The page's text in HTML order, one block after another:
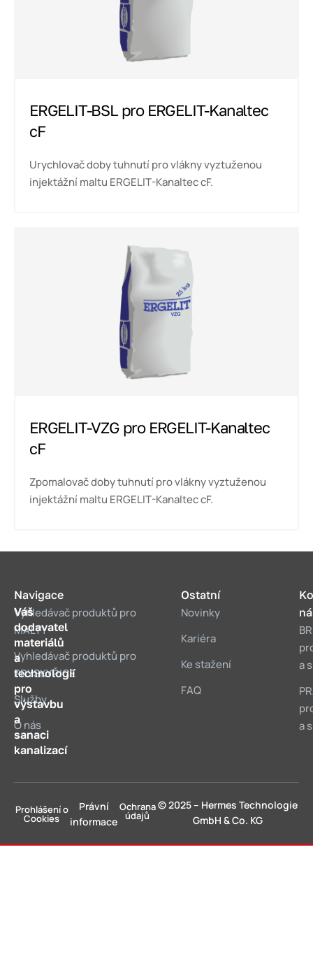
ERGELIT-BSL pro ERGELIT-Kanaltec
cF
Urychlovač doby tuhnutí pro vlákny vyztuženou
injektážní maltu ERGELIT-Kanaltec cF.
ERGELIT-VZG pro ERGELIT-Kanaltec
cF
Zpomalovač doby tuhnutí pro vlákny vyztuženou
injektážní maltu ERGELIT-Kanaltec cF.
Váš
dodavatel
materiálů
a
technologií
pro
výstavbu
a
sanaci
kanalizací
Navigace
Vyhledávač produktů pro
MALTY
Vyhledávač produktů pro
PRYSKYŘICE
Služby
O nás
Ostatní
Novinky
Kariéra
Ke stažení
FAQ
a
a
© 2025 – Hermes Technologie
GmbH & Co. KG
Prohlášení o
Cookies
Právní
informace
Ochrana
údajů